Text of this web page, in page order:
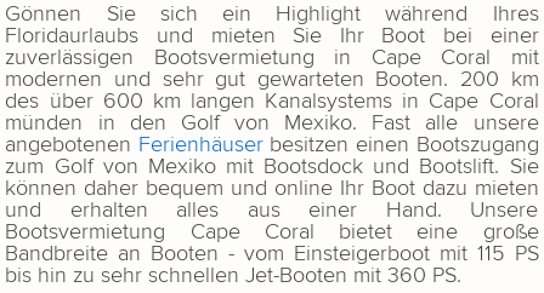
Gönnen Sie sich ein Highlight während Ihres
Floridaurlaubs und mieten Sie Ihr Boot bei einer
zuverlässigen Bootsvermietung in Cape Coral mit
modernen und sehr gut gewarteten Booten. 200 km
des über 600 km langen Kanalsystems in Cape Coral
münden in den Golf von Mexiko. Fast alle unsere
angebotenen Ferienhäuserbesitzen einen Bootszugang
zum Golf von Mexiko mit Bootsdock und Bootslift. Sie
können daher bequem und online Ihr Boot dazu mieten
und erhalten alles aus einer Hand. Unsere
Bootsvermietung Cape Coral bietet eine große
Bandbreite an Booten - vom Einsteigerboot mit 115 PS
bis hin zu sehr schnellen Jet-Booten mit 360 PS.